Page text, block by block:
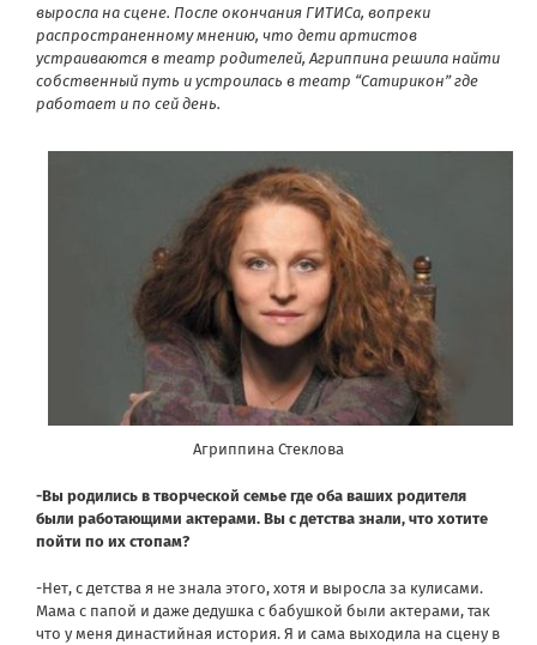
выросла на сцене. После окончания ГИТИСа, вопреки
распространенному мнению, что дети артистов
устраиваются в театр родителей, Агриппина решила найти
собственный путь и устроилась в театр “Сатирикон” где
работает и по сей день.
Агриппина Стеклова
-Вы родились в творческой семье где оба ваших родителя
были работающими актерами. Вы с детства знали, что хотите
пойти по их стопам?
-Нет, с детства я не знала этого, хотя и выросла за кулисами.
Мама с папой и даже дедушка с бабушкой были актерами, так
что у меня династийная история. Я и сама выходила на сцену в